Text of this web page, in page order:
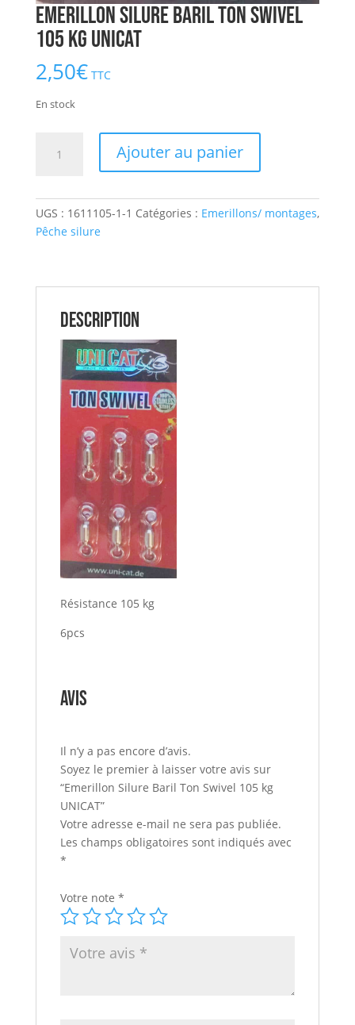
Emerillon Silure Baril Ton Swivel
105 kg UNICAT
2,50€ TTC
En stock
Silure
Baril
Ton
kg
Ajouter au panier
UGS : 1611105-1-1 Catégories : Emerillons/ montages,
Pêche silure
Description
Résistance 105 kg
6pcs
Avis
Il n’y a pas encore d’avis.
Soyez le premier à laisser votre avis sur
“Emerillon Silure Baril Ton Swivel 105 kg
UNICAT”
Votre adresse e-mail ne sera pas publiée.
Les champs obligatoires sont indiqués avec
*
Votre note *